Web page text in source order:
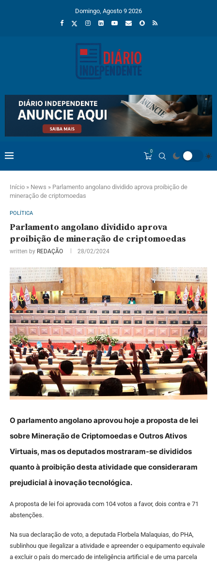
Domingo, Agosto 9 2026
0
Início » News » Parlamento angolano dividido aprova proibição de
mineração de criptomoedas
POLÍTICA
Parlamento angolano dividido aprova
proibição de mineração de criptomoedas
written by REDAÇÃO 28/02/2024
O parlamento angolano aprovou hoje a proposta de lei
sobre Mineração de Criptomoedas e Outros Ativos
Virtuais, mas os deputados mostraram-se divididos
quanto à proibição desta atividade que consideraram
prejudicial à inovação tecnológica.
A proposta de lei foi aprovada com 104 votos a favor, dois contra e 71
abstenções.
Na sua declaração de voto, a deputada Florbela Malaquias, do PHA,
sublinhou que ilegalizar a atividade e apreender o equipamento equivale
a excluir o país do mercado de inteligência artificial e de uma parcela